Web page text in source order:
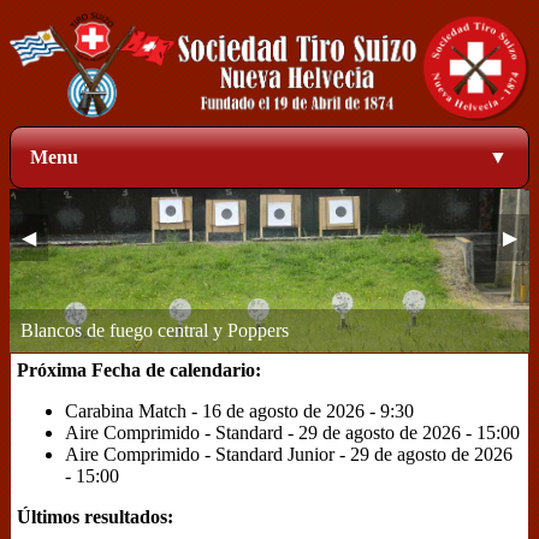
Menu ▼
Zona de blancos a 50 metros
◀ ▶
1
Próxima Fecha de calendario:
Carabina Match - 16 de agosto de 2026 - 9:30
Aire Comprimido - Standard - 29 de agosto de 2026 - 15:00
Aire Comprimido - Standard Junior - 29 de agosto de 2026
- 15:00
Últimos resultados: